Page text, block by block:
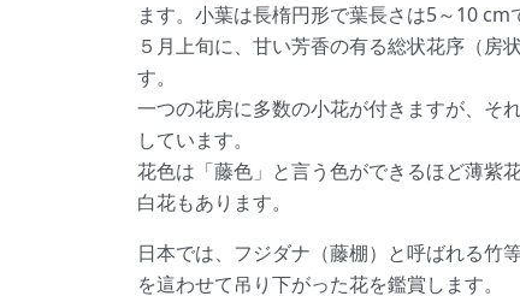
ます。小葉は長楕円形で葉長さは5～10 cm
５月上旬に、甘い芳香の有る総状花序（房
す。
一つの花房に多数の小花が付きますが、そ
しています。
花色は「藤色」と言う色ができるほど薄紫
白花もあります。
日本では、フジダナ（藤棚）と呼ばれる竹
を這わせて吊り下がった花を鑑賞します。